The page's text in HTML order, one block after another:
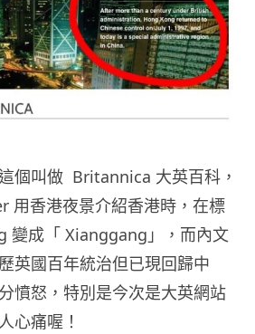
個叫做 Britannica 大英百科，
用香港夜景介紹香港時，在標
變成「 Xianggang」，而內文
英國百年統治但已現回歸中
憤怒，特別是今次是大英網站
心痛喔！